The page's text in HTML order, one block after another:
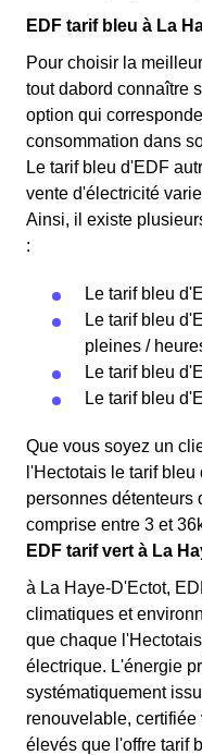
EDF tarif bleu à La
Pour choisir la
tout dabord connaître
option qui
consommation dans
Le tarif bleu d'EDF
vente d'électricité
Ainsi, il existe
:
Le tarif bleu
Le tarif bleu
pleines /
Le tarif bleu
Le tarif bleu
Que vous soyez un
l'Hectotais le tarif
personnes détenteurs
comprise entre 3 et
EDF tarif vert à La
à La Haye-D'Ectot,
climatiques et
que chaque
électrique. L'énergie
systématiquement
renouvelable,
élevés que l'offre tarif